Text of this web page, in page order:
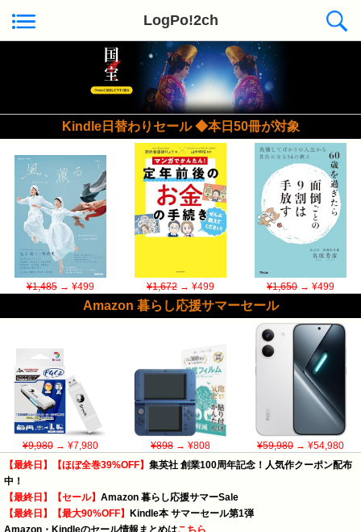
LogPo!2ch
Kindle日替わりセール ◆本日50冊が対象
¥1,485→ ¥499 ¥1,672→ ¥499 ¥1,650→ ¥499
Amazon 暮らし応援サマーセール
¥9,980→ ¥7,980 ¥898→ ¥808 ¥59,980→ ¥54,980
【最終日】【ほぼ全巻39%OFF】 集英社 創業100周年記念！人気作クーポン配布
中！
【最終日】【セール】 Amazon 暮らし応援サマーSale
【最終日】【最大90%OFF】
Kindle本 サマーセール第1弾